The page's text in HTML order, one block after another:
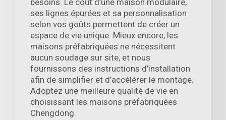
besoins. Le coût d’une maison modulaire,
ses lignes épurées et sa personnalisation
selon vos goûts permettent de créer un
espace de vie unique. Mieux encore, les
maisons préfabriquées ne nécessitent
aucun soudage sur site, et nous
fournissons des instructions d’installation
afin de simplifier et d’accélérer le montage.
Adoptez une meilleure qualité de vie en
choisissant les maisons préfabriquées
Chengdong.